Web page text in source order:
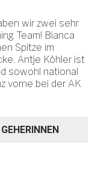
wir zwei sehr
Team! Bianca
Spitze im
Antje Köhler ist
sowohl national
vorne bei der AK